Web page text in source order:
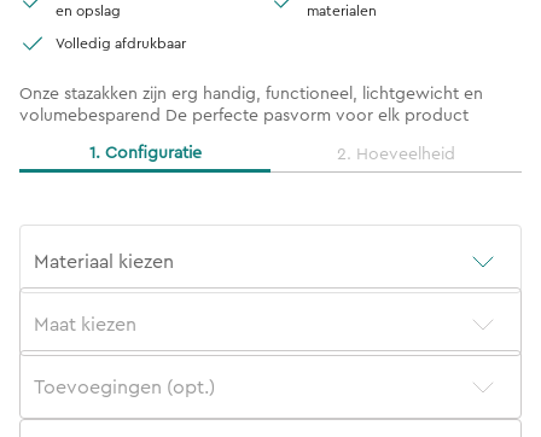
en opslag
materialen
Volledig afdrukbaar
Onze stazakken zijn erg handig, functioneel, lichtgewicht en
volumebesparend De perfecte pasvorm voor elk product
1. Configuratie 2. Hoeveelheid
Materiaal kiezen
Maat kiezen
Toevoegingen (opt.)